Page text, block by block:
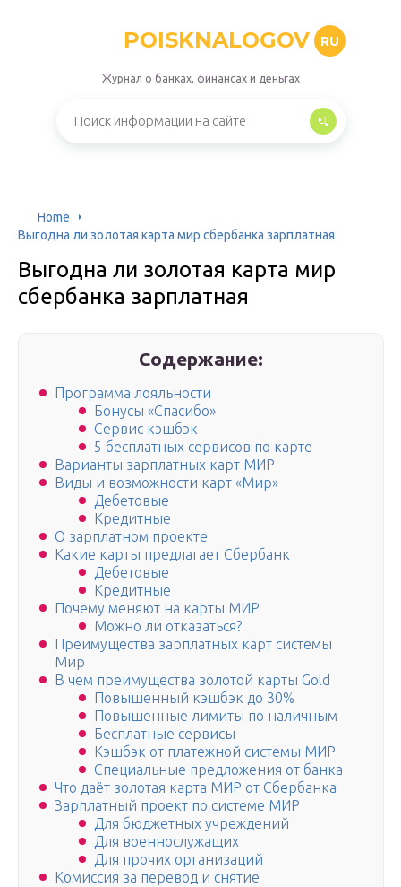
POISKNALOGOV RU
Журнал о банках, финансах и деньгах
Home
Выгодна ли золотая карта мир сбербанка зарплатная
Выгодна ли золотая карта мир
сбербанка зарплатная
Содержание:
Программа лояльности
Бонусы «Спасибо»
Сервис кэшбэк
5 бесплатных сервисов по карте
Варианты зарплатных карт МИР
Виды и возможности карт «Мир»
Дебетовые
Кредитные
О зарплатном проекте
Какие карты предлагает Сбербанк
Дебетовые
Кредитные
Почему меняют на карты МИР
Можно ли отказаться?
Преимущества зарплатных карт системы
Мир
В чем преимущества золотой карты Gold
Повышенный кэшбэк до 30%
Повышенные лимиты по наличным
Бесплатные сервисы
Кэшбэк от платежной системы МИР
Специальные предложения от банка
Что даёт золотая карта МИР от Сбербанка
Зарплатный проект по системе МИР
Для бюджетных учреждений
Для военнослужащих
Для прочих организаций
Комиссия за перевод и снятие